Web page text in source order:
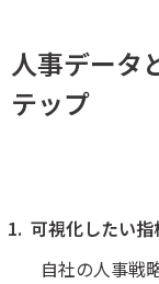
人事データ
テップ
可視化したい指
自社の人事戦